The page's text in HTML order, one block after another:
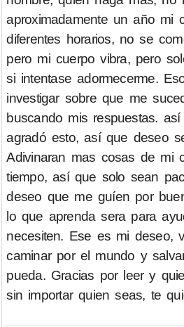
aproximadamente un año mi
diferentes horarios, no se
pero mi cuerpo vibra, pero
si intentase adormecerme.
investigar sobre que me
buscando mis respuestas.
agradó esto, así que deseo
Adivinaran mas cosas de mi
tiempo, así que solo sean
deseo que me guíen por
lo que aprenda sera para
necesiten. Ese es mi deseo,
caminar por el mundo y
pueda. Gracias por leer y
sin importar quien seas, te